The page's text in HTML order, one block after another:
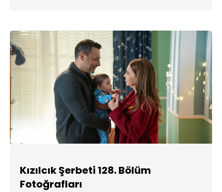
Kızılcık Şerbeti 128. Bölüm
Fotoğrafları